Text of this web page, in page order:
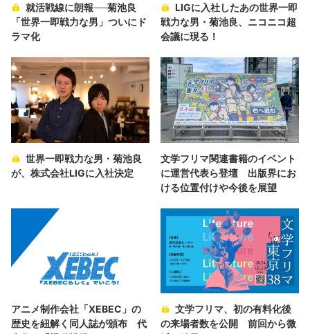
就活戦線に朗報──菊池良
「世界一即戦力な男」ついにド
ラマ化
LIGに入社したあの世界一即
戦力な男・菊池良、ニコニコ超
会議に現る！
世界一即戦力な男・菊池良
が、株式会社LIGに入社決定
文学フリマ関連書籍のイベント
に運営代表ら登壇 出版界にお
ける位置付けや今後を展望
アニメ制作会社「XEBEC」の
歴史を紐解く同人誌が頒布 代
文学フリマ、初の有料化後
の来場者数を公開 前回から微